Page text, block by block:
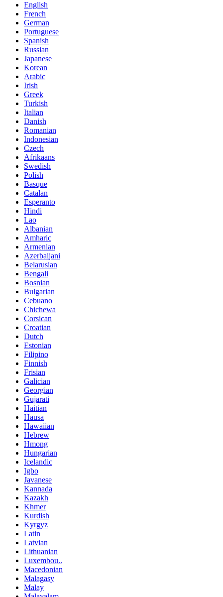
English
French
German
Portuguese
Spanish
Russian
Japanese
Korean
Arabic
Irish
Greek
Turkish
Italian
Danish
Romanian
Indonesian
Czech
Afrikaans
Swedish
Polish
Basque
Catalan
Esperanto
Hindi
Lao
Albanian
Amharic
Armenian
Azerbaijani
Belarusian
Bengali
Bosnian
Bulgarian
Cebuano
Chichewa
Corsican
Croatian
Dutch
Estonian
Filipino
Finnish
Frisian
Galician
Georgian
Gujarati
Haitian
Hausa
Hawaiian
Hebrew
Hmong
Hungarian
Icelandic
Igbo
Javanese
Kannada
Kazakh
Khmer
Kurdish
Kyrgyz
Latin
Latvian
Lithuanian
Luxembou..
Macedonian
Malagasy
Malay